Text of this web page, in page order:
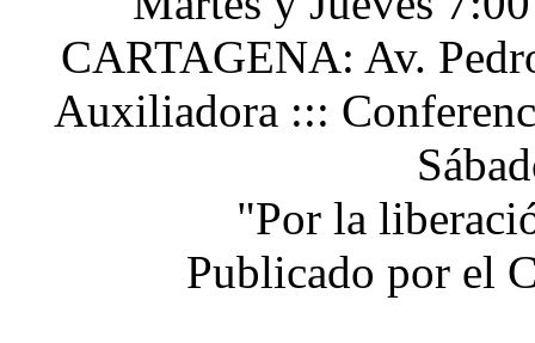
CARTAGENA: Av.
Auxiliadora :::
"Por la
Publicado por el